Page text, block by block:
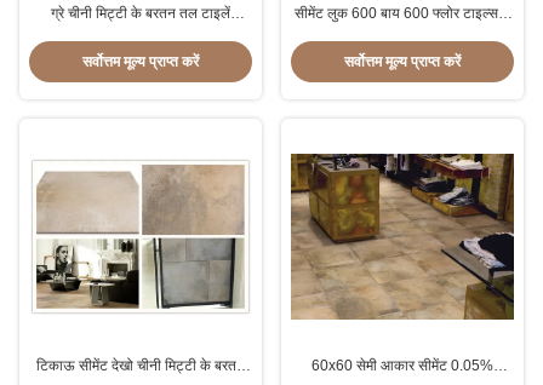
ग्रे चीनी मिट्टी के बरतन तल टाइलें
सर्वोत्तम मूल्य प्राप्त करें
सीमेंट लुक 600 बाय 600 फ्लोर टाइल्स 2
सर्वोत्तम मूल्य प्राप्त करें
टिकाऊ सीमेंट देखो चीनी मिट्टी के बरतन
60x60 सेमी आकार सीमेंट 0.05%